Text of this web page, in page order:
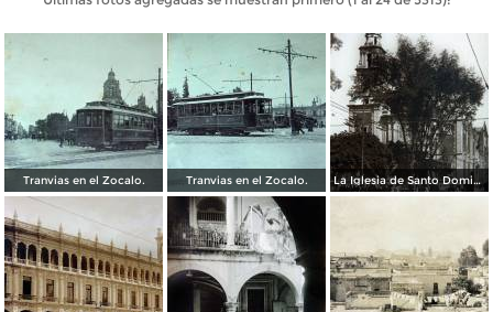
Tranvias en el Zocalo. Tranvias en el Zocalo. La Iglesia de Santo Domingo.